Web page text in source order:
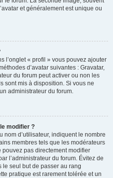
et généralement est unique ou
l’onglet « profil » vous pouvez ajouter
d’avatar suivantes : Gravatar,
du forum peut activer ou non les
sont mis à disposition. Si vous ne
administrateur du forum.
modifier ?
nom d’utilisateur, indiquent le nombre
membres tels que les modérateurs
pas directement modifier
l’administrateur du forum. Évitez de
le seul but de passer au rang
pratique est rarement tolérée et un